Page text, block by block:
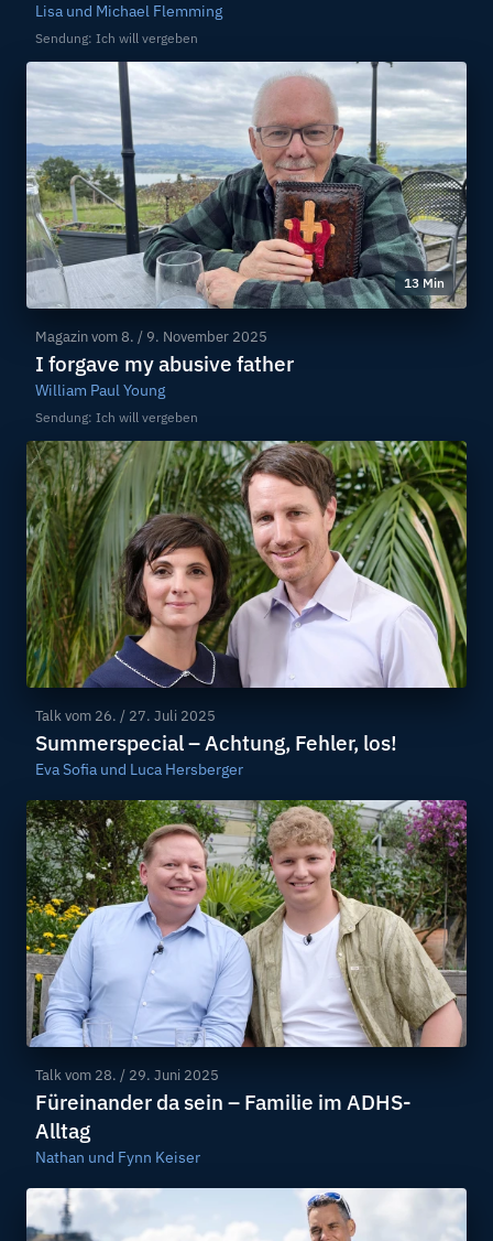
Lisa und Michael Flemming
Sendung: Ich will vergeben
13 Min
Magazin vom8. / 9. November 2025
I forgave my abusive father
William Paul Young
Sendung: Ich will vergeben
Talk vom 26. / 27. Juli 2025
Summerspecial – Achtung, Fehler, los!
Eva Sofia und Luca Hersberger
Talk vom 28. / 29. Juni 2025
Füreinander da sein – Familie im ADHS-
Alltag
Nathan und Fynn Keiser